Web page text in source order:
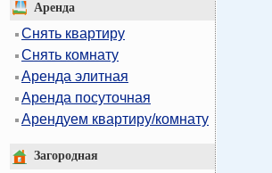
Аренда
Снять квартиру
Снять комнату
Аренда элитная
Аренда посуточная
Арендуем квартиру/комнату
Загородная